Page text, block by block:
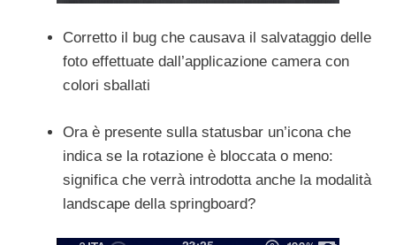
Corretto il bug che causava il salvataggio delle
foto effettuate dall’applicazione camera con
colori sballati
Ora è presente sulla statusbar un’icona che
indica se la rotazione è bloccata o meno:
significa che verrà introdotta anche la modalità
landscape della springboard?